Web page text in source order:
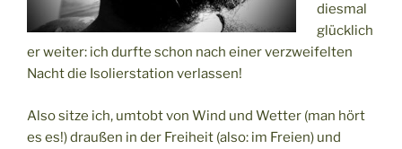
diesmal
glücklich
er weiter: ich durfte schon nach einer verzweifelten
Nacht die Isolierstation verlassen!
Also sitze ich, umtobt von Wind und Wetter (man hört
es es!) draußen in der Freiheit (also: im Freien) und